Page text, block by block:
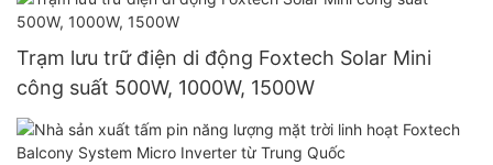
hệ thống năng lượng mặt trời.
Trạm lưu trữ điện di động Foxtech Solar Mini
công suất 500W, 1000W, 1500W